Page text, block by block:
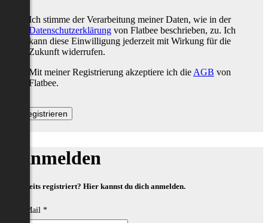
Ich stimme der Verarbeitung meiner Daten, wie in der
Datenschutzerklärung von Flatbee beschrieben, zu. Ich
kann diese Einwilligung jederzeit mit Wirkung für die
Zukunft widerrufen.
Mit meiner Registrierung akzeptiere ich die AGB von
Flatbee.
Anmelden
Bereits registriert? Hier kannst du dich anmelden.
E-Mail *